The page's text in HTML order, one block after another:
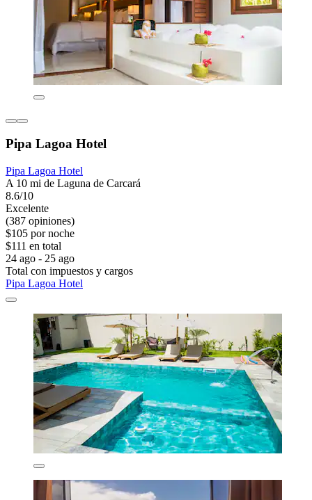
Pipa Lagoa Hotel
Pipa Lagoa Hotel
A 10 mi de Laguna de Carcará
8.6/10
Excelente
(387 opiniones)
$105 por noche
$111 en total
24 ago - 25 ago
Total con impuestos y cargos
Pipa Lagoa Hotel